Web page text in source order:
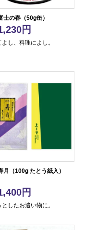
士の春（50g缶）
よし、料理によし。
月（100g たとう紙入）
としたお遣い物に。